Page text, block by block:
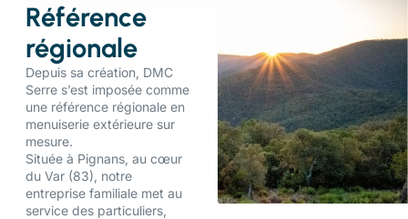
Référence
régionale
Depuis sa création, DMC
Serre s’est imposée comme
une référence régionale en
menuiserie extérieure sur
mesure.
Située à Pignans, au cœur
du Var (83), notre
entreprise familiale met au
service des particuliers,